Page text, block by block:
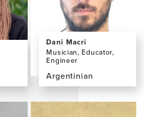
Dani Macri
Musician, Educator,
Engineer
Argentinian
the